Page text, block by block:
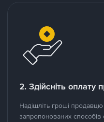
2. Здійсніть оплату
Надішліть гроші
запропонованих способів